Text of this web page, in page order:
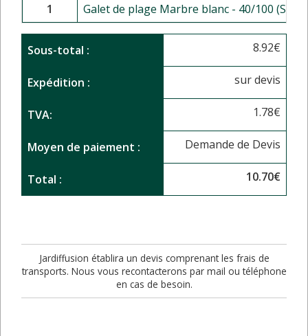
1
Galet de plage Marbre blanc - 40/100 (Sac
Sous-total : 8.92€
Expédition : sur devis
TVA: 1.78€
Moyen de paiement : Demande de Devis
Total : 10.70€
Jardiffusion établira un devis comprenant les frais de
transports. Nous vous recontacterons par mail ou téléphone
en cas de besoin.